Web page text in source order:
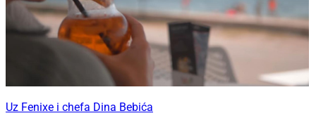
Uz Fenixe i chefa Dina Bebića